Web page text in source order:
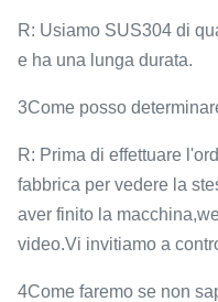
R: Usiamo SUS304 di
e ha una lunga durata.
3Come posso
R: Prima di effettuare
fabbrica per vedere la
aver finito la
video.Vi invitiamo a
4Come faremo se non